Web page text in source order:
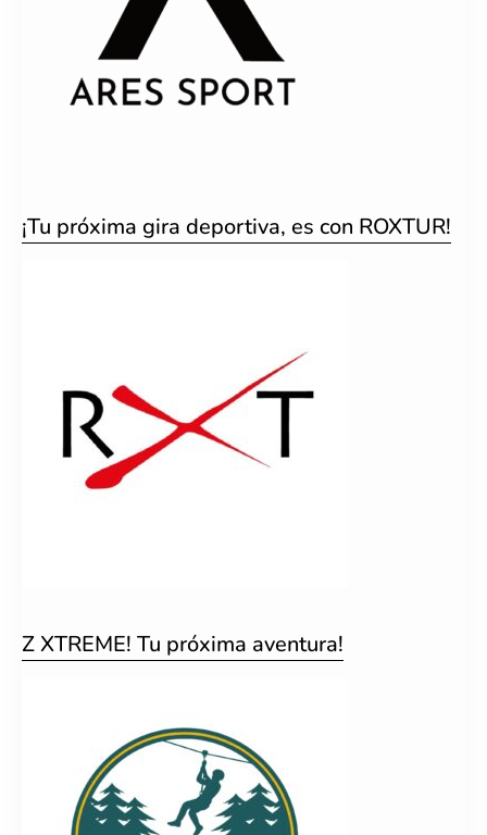
¡Tu próxima gira deportiva, es con ROXTUR!
Z XTREME! Tu próxima aventura!